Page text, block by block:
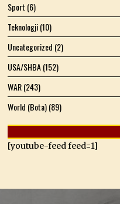
Sport (6)
Teknologji(10)
Uncategorized (2)
USA/SHBA(152)
WAR(243)
World (Bota)(89)
[youtube-feed feed=1]